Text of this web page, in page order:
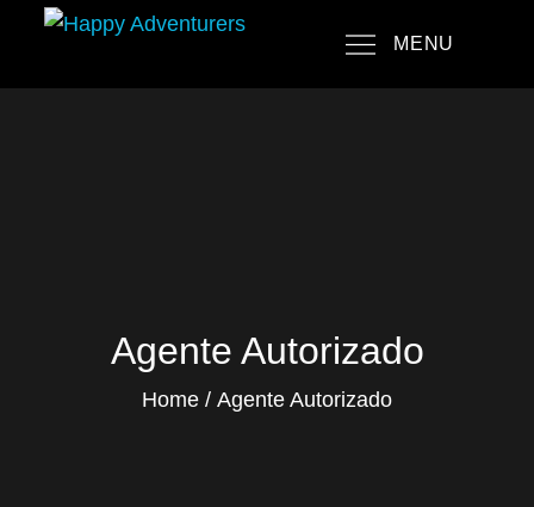
content
MENU
Agente Autorizado
Home Agente Autorizado